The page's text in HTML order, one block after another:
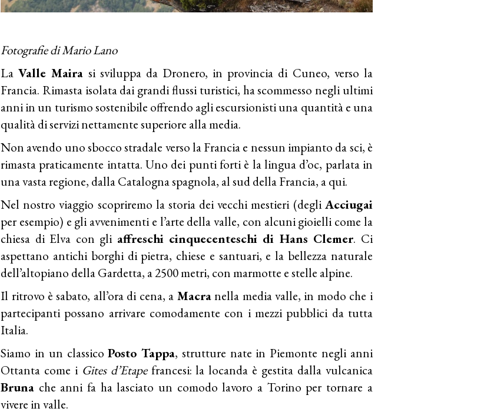
Fotografie di Mario Lano
LaValle Maira si sviluppa da Dronero, in provincia di Cuneo, verso la
Francia. Rimasta isolata dai grandi flussi turistici, ha scommesso negli ultimi
anni in un turismo sostenibile offrendo agli escursionisti una quantità e una
qualità di servizi nettamente superiore alla media.
Non avendo uno sbocco stradale verso la Francia e nessun impianto da sci, è
rimasta praticamente intatta. Uno dei punti forti è la lingua d’oc, parlata in
una vasta regione, dalla Catalogna spagnola, al sud della Francia, a qui.
Nel nostro viaggio scopriremo la storia dei vecchi mestieri (degliAcciugai
per esempio) e gli avvenimenti e l’arte della valle, con alcuni gioielli come la
chiesa di Elva con gli affreschi cinquecenteschi di Hans Clemer. Ci
aspettano antichi borghi di pietra, chiese e santuari, e la bellezza naturale
dell’altopiano della Gardetta, a 2500 metri, con marmotte e stelle alpine.
Il ritrovo è sabato, all’ora di cena, a Macranella media valle, in modo che i
partecipanti possano arrivare comodamente con i mezzi pubblici da tutta
Italia.
Siamo in un classicoPosto Tappa, strutture nate in Piemonte negli anni
Ottanta come i Gites d’Etapefrancesi: la locanda è gestita dalla vulcanica
Bruna che anni fa ha lasciato un comodo lavoro a Torino per tornare a
vivere in valle.